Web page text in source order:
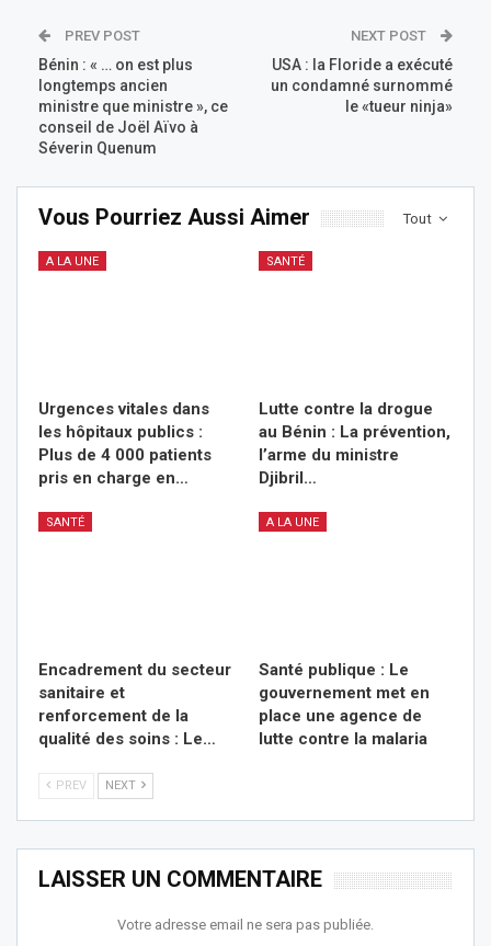
PREV POST
Bénin : « … on est plus
longtemps ancien
ministre que ministre », ce
conseil de Joël Aïvo à
Séverin Quenum
NEXT POST
USA : la Floride a exécuté
un condamné surnommé
le «tueur ninja»
Tout
Vous Pourriez Aussi Aimer
A LA UNE
Urgences vitales dans
les hôpitaux publics :
Plus de 4 000 patients
pris en charge en…
SANTÉ
Lutte contre la drogue
au Bénin : La prévention,
l’arme du ministre
Djibril…
SANTÉ
Encadrement du secteur
sanitaire et
renforcement de la
qualité des soins : Le…
A LA UNE
Santé publique : Le
gouvernement met en
place une agence de
lutte contre la malaria
PREV NEXT
LAISSER UN COMMENTAIRE
Votre adresse email ne sera pas publiée.